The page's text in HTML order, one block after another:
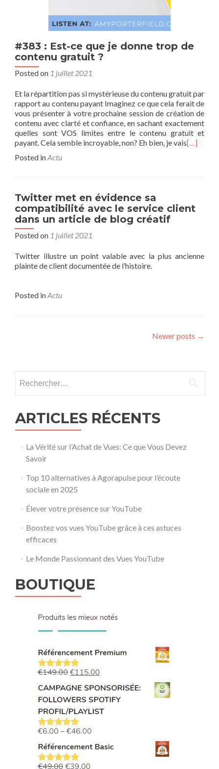
#383 : Est-ce que je donne trop de
contenu gratuit ?
Posted on 1 juillet 2021
Et la répartition pas si mystérieuse du contenu gratuit par
rapport au contenu payant Imaginez ce que cela ferait de
vous présenter à votre prochaine session de création de
contenu avec clarté et confiance, en sachant exactement
quelles sont VOS limites entre le contenu gratuit et
payant. Cela semble incroyable, non? Eh bien, je vais[…]
Posted inActu
Twitter met en évidence sa
compatibilité avec le service client
dans un article de blog créatif
Posted on 1 juillet 2021
Twitter illustre un point valable avec la plus ancienne
plainte de client documentée de l’histoire.
Posted inActu
Newer posts →
ARTICLES RÉCENTS
La Vérité sur l’Achat de Vues: Ce que Vous Devez
Savoir
Top 10 alternatives à Agorapulse pour l’écoute
sociale en 2025
Élever votre présence sur YouTube
Boostez vos vues YouTube grâce à ces astuces
efficaces
Le Monde Passionnant des Vues YouTube
BOUTIQUE